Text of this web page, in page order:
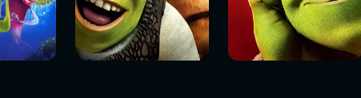
Sledovat
nyní
Sledovat nyní
Sledovat
nyní
Sledovat nyní